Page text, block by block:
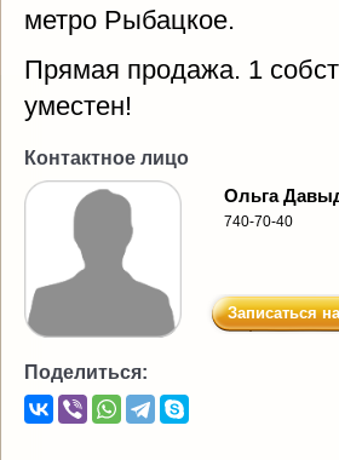
метро Рыбацкое.
Прямая продажа. 1
уместен!
Контактное лицо
Ольга
740-70-40
Записаться
Поделиться: